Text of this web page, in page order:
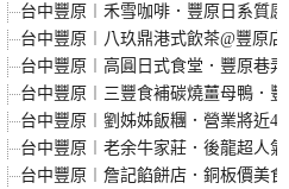
台中豐原︱禾雪咖啡．豐原日系質
台中豐原︱八玖鼎港式飲茶@豐原
台中豐原︱高圓日式食堂．豐原巷弄
台中豐原︱三豐食補碳燒薑母鴨．
台中豐原︱劉姊姊飯糰．營業將近
台中豐原︱老余牛家莊．後龍超人
台中豐原︱詹記餡餅店．銅板價美